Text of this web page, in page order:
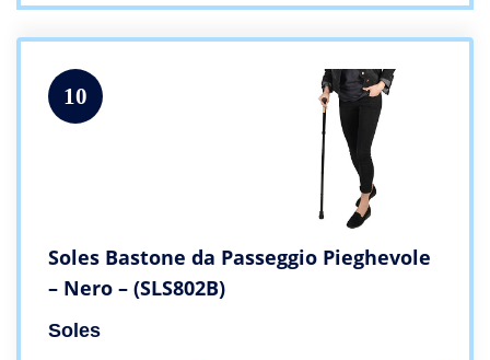
10
Soles Bastone da Passeggio Pieghevole
– Nero – (SLS802B)
Soles